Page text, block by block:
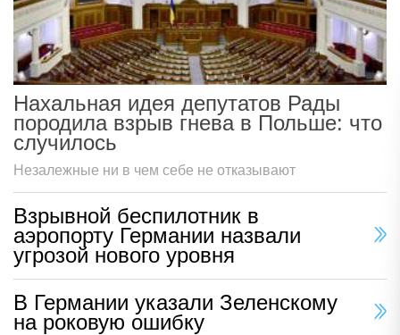
Нахальная идея депутатов Рады
породила взрыв гнева в Польше: что
случилось
Незалежные ни в чем себе не отказывают
Взрывной беспилотник в
аэропорту Германии назвали
угрозой нового уровня
В Германии указали Зеленскому
на роковую ошибку